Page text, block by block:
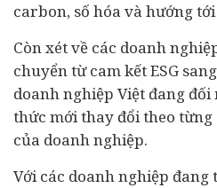
carbon, số hóa và hướng
Còn xét về các doanh
chuyển từ cam kết ESG
doanh nghiệp Việt đang
thức mới thay đổi theo
của doanh nghiệp.
Với các doanh nghiệp